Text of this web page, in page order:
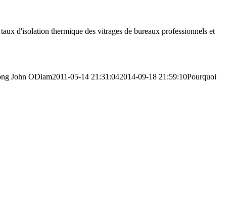
d'isolation thermique des vitrages de bureaux professionnels et
John ODiam2011-05-14 21:31:042014-09-18 21:59:10Pourquoi